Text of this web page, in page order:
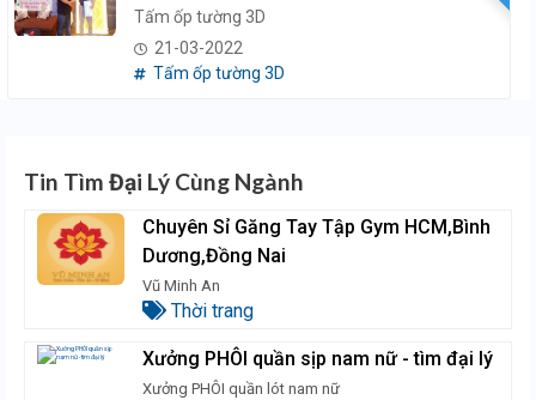
Tấm ốp tường 3D
21-03-2022
Tấm ốp tường 3D
Tin Tìm Đại Lý Cùng Ngành
Chuyên Sỉ Găng Tay Tập Gym HCM,Bình
Dương,Đồng Nai
Vũ Minh An
Thời trang
Xưởng PHÔI quần sịp nam nữ - tìm đại lý
Xưởng PHÔI quần lót nam nữ